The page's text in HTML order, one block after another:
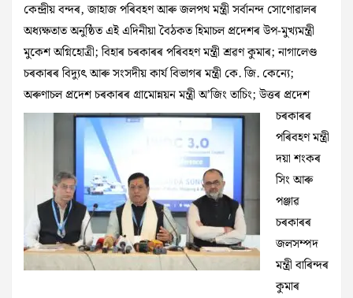
কেন্দ্ৰীয় বন্দৰ, জাহাজ পৰিবহণ আৰু জলপথ মন্ত্ৰী সৰ্বানন্দ সোণোৱালৰ
অধ্যক্ষতাত অনুষ্ঠিত এই এদিনীয়া বৈঠকত হিমাচল প্ৰদেশৰ উপ-মুখ্যমন্ত্ৰী
মুকেশ অগ্নিহোত্রী; বিহাৰ চৰকাৰৰ পৰিবহণ মন্ত্ৰী শ্ৰৱণ কুমাৰ; নাগালেণ্ড
চৰকাৰৰ বিদ্যুৎ আৰু সংসদীয় কাৰ্য বিভাগৰ মন্ত্ৰী কে. জি. কেন্যে;
অৰুণাচল প্ৰদেশচৰকাৰৰ গ্ৰামোন্নয়ন মন্ত্রী অ’জিং তাচিং; উত্তৰ প্ৰদেশ
চৰকাৰৰ
পৰিবহণ মন্ত্ৰী
দয়া শংকৰ
সিং আৰু
পঞ্জাৱ
চৰকাৰৰ
জলসম্পদ
মন্ত্ৰী বাৰিন্দৰ
কুমাৰ